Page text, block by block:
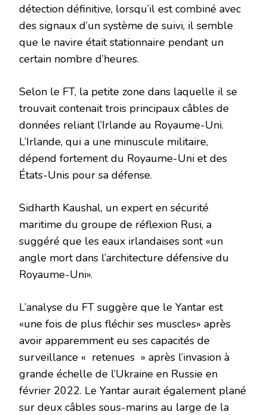
détection définitive, lorsqu’il est combiné avec
des signaux d’un système de suivi, il semble
que le navire était stationnaire pendant un
certain nombre d’heures.
Selon le FT, la petite zone dans laquelle il se
trouvait contenait trois principaux câbles de
données reliant l’Irlande au Royaume-Uni.
L’Irlande, qui a une minuscule militaire,
dépend fortement du Royaume-Uni et des
États-Unis pour sa défense.
Sidharth Kaushal, un expert en sécurité
maritime du groupe de réflexion Rusi, a
suggéré que les eaux irlandaises sont «un
angle mort dans l’architecture défensive du
Royaume-Uni».
L’analyse du FT suggère que le Yantar est
«une fois de plus fléchir ses muscles» après
avoir apparemment eu ses capacités de
surveillance « retenues » après l’invasion à
grande échelle de l’Ukraine en Russie en
février 2022. Le Yantar aurait également plané
sur deux câbles sous-marins au large de la